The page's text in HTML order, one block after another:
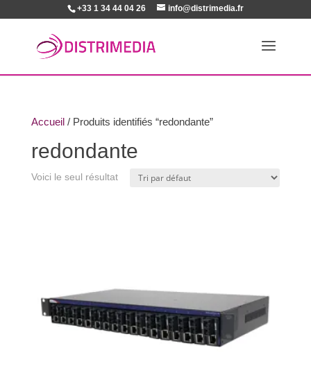
+33 1 34 44 04 26 info@distrimedia.fr
Accueil/ Produits identifiés “redondante”
redondante
Voici le seul résultat